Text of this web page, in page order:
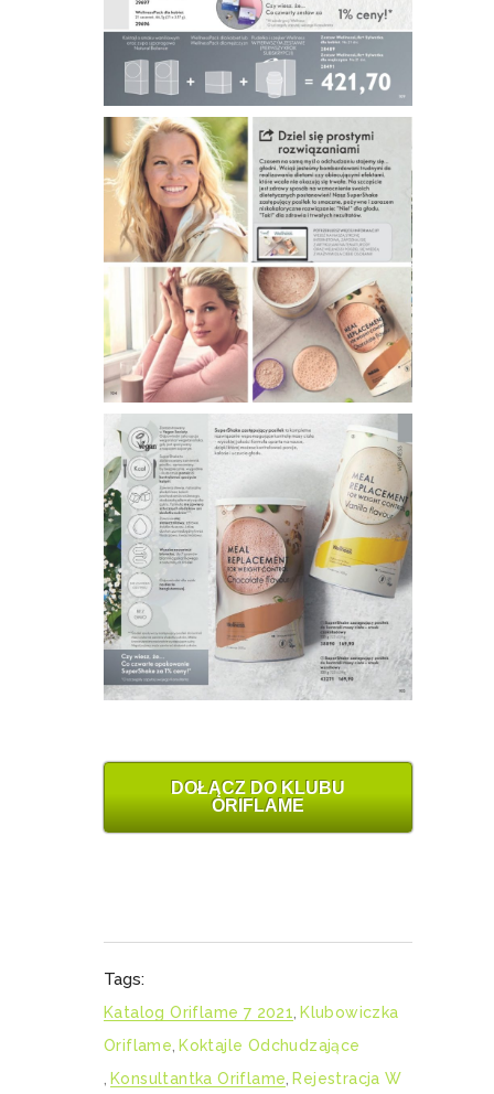
DOŁĄCZ DO KLUBU
ORIFLAME
Tags:
Katalog Oriflame 7 2021 Klubowiczka
Oriflame Koktajle Odchudzające
Konsultantka Oriflame Rejestracja W